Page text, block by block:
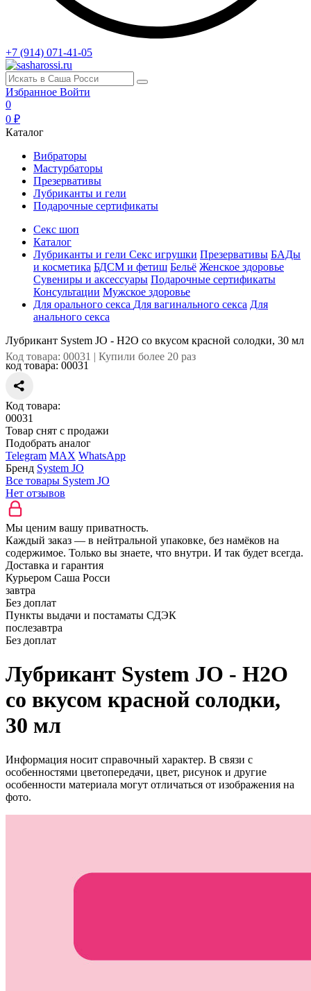
+7 (914) 071-41-05
Избранное Войти
0
0 ₽
Каталог
Вибраторы
Мастурбаторы
Презервативы
Лубриканты и гели
Подарочные сертификаты
Секс шоп
Каталог
Лубриканты и гели Секс игрушки Презервативы БАДы
и косметика БДСМ и фетиш Бельё Женское здоровье
Сувениры и аксессуары Подарочные сертификаты
Консультации Мужское здоровье
Для орального секса Для вагинального секса Для
анального секса
Лубрикант System JO - H2O со вкусом красной солодки, 30 мл
Код товара: 00031 | Купили более 20 раз
код товара: 00031
Код товара:
00031
Товар снят с продажи
Подобрать аналог
Telegram MAX WhatsApp
Бренд System JO
Все товары System JO
Нет отзывов
Мы ценим вашу приватность.
Каждый заказ — в нейтральной упаковке, без намёков на
содержимое. Только вы знаете, что внутри. И так будет всегда.
Доставка и гарантия
Курьером Саша Росси
завтра
Без доплат
Пункты выдачи и постаматы СДЭК
послезавтра
Без доплат
Лубрикант System JO - H2O
со вкусом красной солодки,
30 мл
Информация носит справочный характер. В связи с
особенностями цветопередачи, цвет, рисунок и другие
особенности материала могут отличаться от изображения на
фото.